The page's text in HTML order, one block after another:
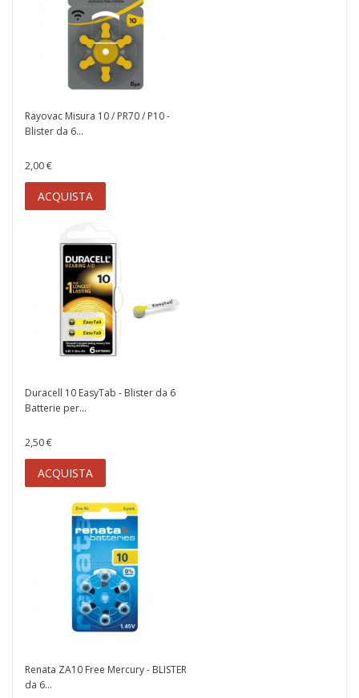
Rayovac Misura 10 / PR70 / P10 -
Blister da 6...
2,00 €
ACQUISTA
Duracell 10 EasyTab - Blister da 6
Batterie per...
2,50 €
ACQUISTA
Renata ZA10 Free Mercury - BLISTER
da 6...